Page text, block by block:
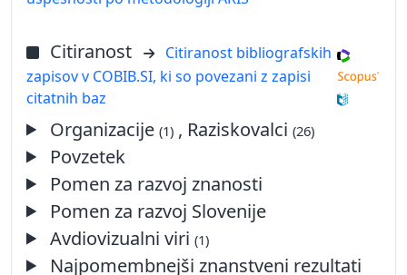
Citiranost
Citiranost bibliografskih
zapisov v COBIB.SI, ki so povezani z zapisi
citatnih baz
Organizacije(1) , Raziskovalci(26)
Povzetek
Pomen za razvoj znanosti
Pomen za razvoj Slovenije
Avdiovizualni viri(1)
Najpomembnejši znanstveni rezultati